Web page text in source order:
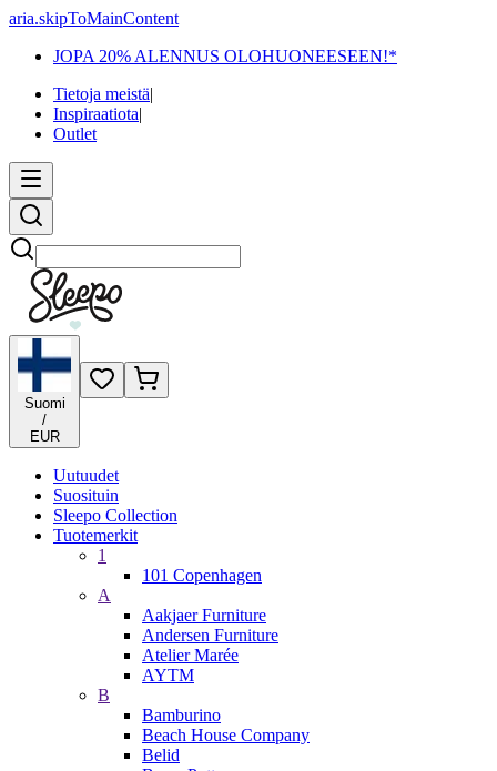
aria.skipToMainContent
JOPA 20% ALENNUS OLOHUONEESEEN!*
Tietoja meistä|
Inspiraatiota|
Outlet
Etsi
Suomi
/
EUR
Uutuudet
Suosituin
Sleepo Collection
Tuotemerkit
1
101 Copenhagen
A
Aakjaer Furniture
Andersen Furniture
Atelier Marée
AYTM
B
Bamburino
Beach House Company
Belid